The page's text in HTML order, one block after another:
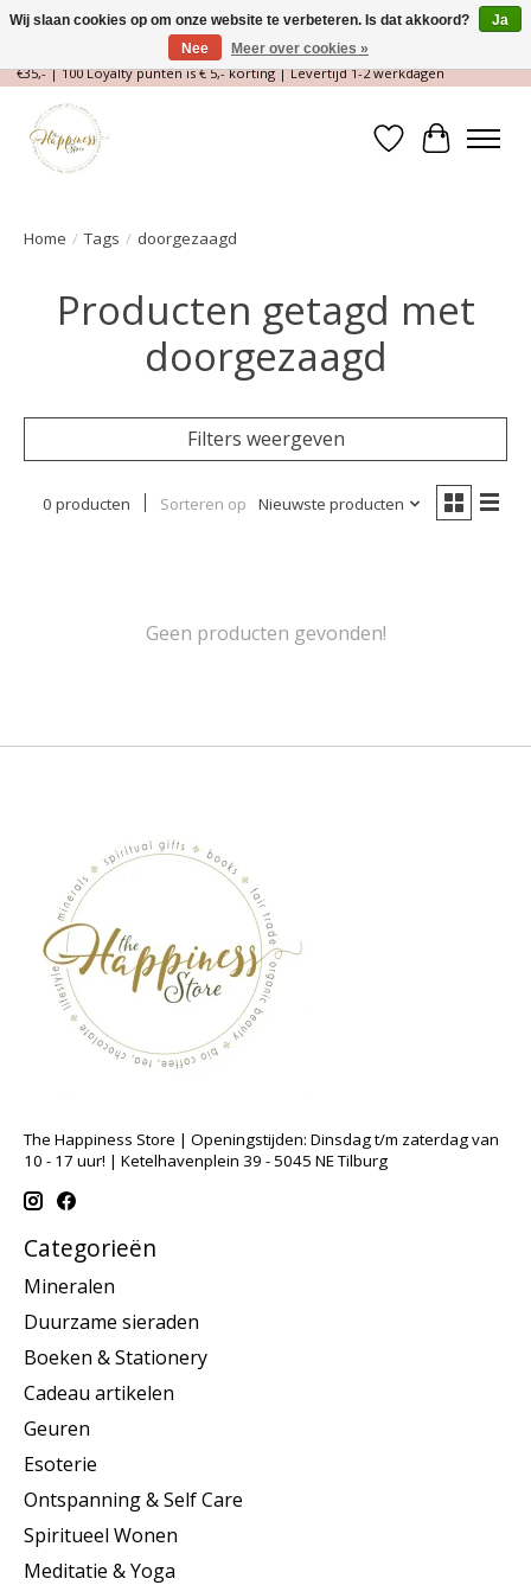
Magische Conceptstore, Edelstenen & Spirituele winkel | Gratis verzending >
€35,- | 100 Loyalty punten is € 5,- korting | Levertijd 1-2 werkdagen
Verlanglijst
Home / Tags / doorgezaagd
Producten getagd met
doorgezaagd
Filters weergeven
0 producten Sorteren op Nieuwste producten
Geen producten gevonden!
The Happiness Store | Openingstijden: Dinsdag t/m zaterdag van
10 - 17 uur! | Ketelhavenplein 39 - 5045 NE Tilburg
Categorieën
Mineralen
Duurzame sieraden
Boeken & Stationery
Cadeau artikelen
Geuren
Esoterie
Ontspanning & Self Care
Spiritueel Wonen
Meditatie & Yoga
Wij slaan cookies op om onze website te verbeteren. Is dat akkoord?
Ja
Nee
Meer over cookies »